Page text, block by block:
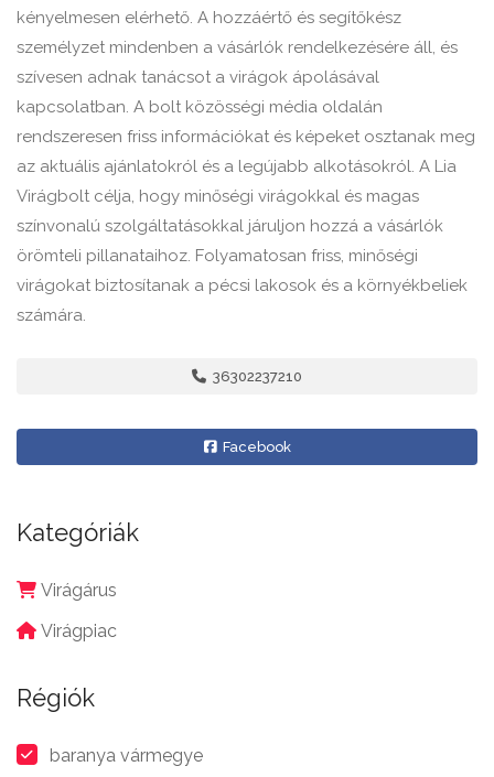
kényelmesen elérhető. A hozzáértő és segítőkész
személyzet mindenben a vásárlók rendelkezésére áll, és
szívesen adnak tanácsot a virágok ápolásával
kapcsolatban. A bolt közösségi média oldalán
rendszeresen friss információkat és képeket osztanak meg
az aktuális ajánlatokról és a legújabb alkotásokról. A Lia
Virágbolt célja, hogy minőségi virágokkal és magas
színvonalú szolgáltatásokkal járuljon hozzá a vásárlók
örömteli pillanataihoz. Folyamatosan friss, minőségi
virágokat biztosítanak a pécsi lakosok és a környékbeliek
számára.
36302237210
Facebook
Kategóriák
Virágárus
Virágpiac
Régiók
baranya vármegye